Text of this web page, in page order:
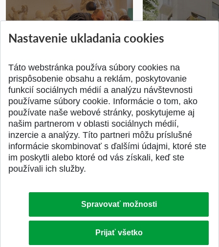
SPÄŤ NA VRCH
Nastavenie ukladania cookies
Táto webstránka používa súbory cookies na
prispôsobenie obsahu a reklám, poskytovanie
funkcií sociálnych médií a analýzu návštevnosti
používame súbory cookie. Informácie o tom, ako
používate naše webové stránky, poskytujeme aj
našim partnerom v oblasti sociálnych médií,
inzercie a analýzy. Títo partneri môžu príslušné
informácie skombinovať s ďalšími údajmi, ktoré ste
im poskytli alebo ktoré od vás získali, keď ste
používali ich služby.
Spravovať možnosti
Prijať všetko